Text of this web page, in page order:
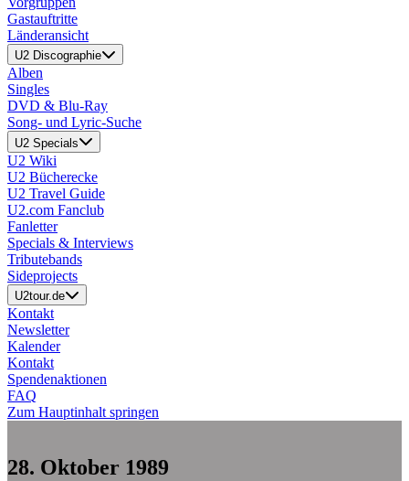
Gastauftritte
Länderansicht
U2 Discographie
Alben
Singles
DVD & Blu-Ray
Song- und Lyric-Suche
U2 Specials
U2 Wiki
U2 Bücherecke
U2 Travel Guide
U2.com Fanclub
Fanletter
Specials & Interviews
Tributebands
Sideprojects
U2tour.de
Kontakt
Newsletter
Kalender
Kontakt
Spendenaktionen
FAQ
Zum Hauptinhalt springen
28. Oktober 1989